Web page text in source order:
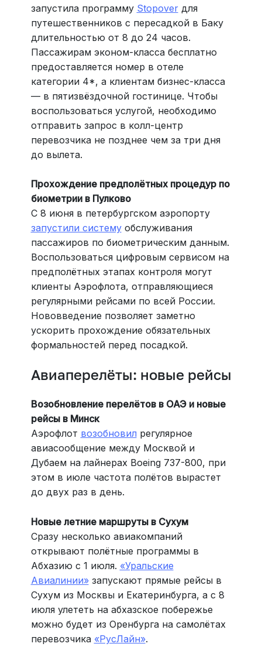
запустила программу Stopoverдля
путешественников с пересадкой в Баку
длительностью от 8 до 24 часов.
Пассажирам эконом-класса бесплатно
предоставляется номер в отеле
категории 4*, а клиентам бизнес-класса
— в пятизвёздочной гостинице. Чтобы
воспользоваться услугой, необходимо
отправить запрос в колл-центр
перевозчика не позднее чем за три дня
до вылета.
Прохождение предполётных процедур по
биометрии в Пулково
С 8 июня в петербургском аэропорту
запустили системуобслуживания
пассажиров по биометрическим данным.
Воспользоваться цифровым сервисом на
предполётных этапах контроля могут
клиенты Аэрофлота, отправляющиеся
регулярными рейсами по всей России.
Нововведение позволяет заметно
ускорить прохождение обязательных
формальностей перед посадкой.
Авиаперелёты: новые рейсы
Возобновление перелётов в ОАЭ и новые
рейсы в Минск
Аэрофлот возобновил регулярное
авиасообщение между Москвой и
Дубаем на лайнерах Boeing 737-800, при
этом в июле частота полётов вырастет
до двух раз в день.
Новые летние маршруты в Сухум
Сразу несколько авиакомпаний
открывают полётные программы в
Абхазию с 1 июля. «Уральские
Авиалинии»запускают прямые рейсы в
Сухум из Москвы и Екатеринбурга, а с 8
июля улететь на абхазское побережье
можно будет из Оренбурга на самолётах
перевозчика «РусЛайн».